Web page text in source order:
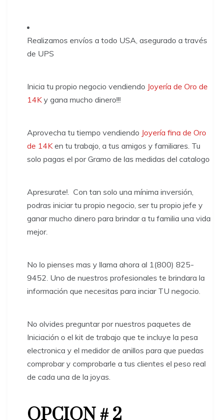
Realizamos envíos a todo USA, asegurado a través
de UPS
Inicia tu propio negocio vendiendo Joyería de Oro de
14Ky gana mucho dinero!!!
Aprovecha tu tiempo vendiendo Joyería fina de Oro
de 14Ken tu trabajo, a tus amigos y familiares. Tu
solo pagas el por Gramo de las medidas del catalogo
​Apresurate!. ​ Con tan solo una mínima inversión,
podras iniciar tu propio negocio, ser tu propio jefe y
ganar mucho dinero para brindar a tu familia una vida
mejor.
No lo pienses mas y llama ahora al 1(800) 825-
9452. Uno de nuestros profesionales te brindara la
información que necesitas para inciar TU negocio.
​No olvides preguntar por nuestros paquetes de
Iniciación o el kit de trabajo que te incluye la pesa
electronica y el medidor de anillos para que puedas
comprobar y comprobarle a tus clientes el peso real
de cada una de la joyas.
OPCION # 2